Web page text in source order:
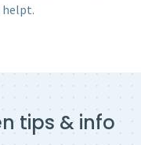
helpt.
tips & info